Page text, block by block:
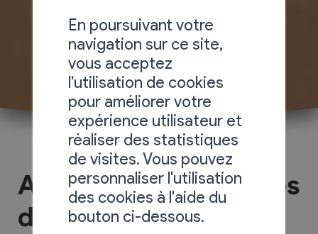
Amicale des Bénévoles
de Chamoson
En poursuivant votre
navigation sur ce site,
vous acceptez
l'utilisation de cookies
pour améliorer votre
expérience utilisateur et
réaliser des statistiques
de visites. Vous pouvez
personnaliser l'utilisation
des cookies à l'aide du
bouton ci-dessous.